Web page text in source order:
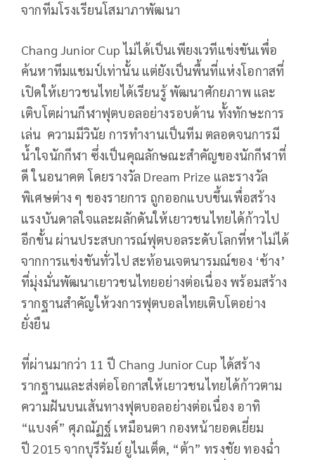
จากทีมโรงเรียนโสมาภาพัฒนา
Chang Junior Cupไม่ได้เป็นเพียงเวทีแข่งขันเพื่อ
ค้นหาทีมแชมป์เท่านั้น แต่ยังเป็นพื้นที่แห่งโอกาสที่
เปิดให้เยาวชนไทยได้เรียนรู้ พัฒนาศักยภาพ และ
เติบโตผ่านกีฬาฟุตบอลอย่างรอบด้าน ทั้งทักษะการ
เล่น ความมีวินัย การทำงานเป็นทีม ตลอดจนการมี
น้ำใจนักกีฬา ซึ่งเป็นคุณลักษณะสำคัญของนักกีฬาที่
ดี ในอนาคต โดยรางวัล Dream Prize และรางวัล
พิเศษต่าง ๆ ของรายการ ถูกออกแบบขึ้นเพื่อสร้าง
แรงบันดาลใจและผลักดันให้เยาวชนไทยได้ก้าวไป
อีกขั้น ผ่านประสบการณ์ฟุตบอลระดับโลกที่หาไม่ได้
จากการแข่งขันทั่วไป สะท้อนเจตนารมณ์ของ ‘ช้าง’
ที่มุ่งมั่นพัฒนาเยาวชนไทยอย่างต่อเนื่อง พร้อมสร้าง
รากฐานสำคัญให้วงการฟุตบอลไทยเติบโตอย่าง
ยั่งยืน
ที่ผ่านมากว่า 11ปี Chang Junior Cup ได้สร้าง
รากฐานและส่งต่อโอกาสให้เยาวชนไทยได้ก้าวตาม
ความฝันบนเส้นทางฟุตบอลอย่างต่อเนื่อง อาทิ
“แบงค์” ศุภณัฏฐ์ เหมือนตา กองหน้ายอดเยี่ยม
ปี 2015จากบุรีรัมย์ ยูไนเต็ด, “ต้า” ทรงชัย ทองฉ่ำ